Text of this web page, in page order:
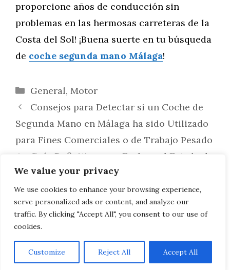
We value your privacy
We use cookies to enhance your browsing experience,
serve personalized ads or content, and analyze our
traffic. By clicking "Accept All", you consent to our use of
cookies.
Customize Reject All Accept All
proporcione años de conducción sin
problemas en las hermosas carreteras de la
Costa del Sol! ¡Buena suerte en tu búsqueda
de coche segunda mano Málaga!
Categorías
General, Motor
Consejos para Detectar si un Coche de
Segunda Mano en Málaga ha sido Utilizado
para Fines Comerciales o de Trabajo Pesado
Guía Definitiva para Evaluar el Estado de
los Sistemas de Control de Tracción y
Estabilidad en un Coche de Segunda Mano
en Málaga
AVISO LEGAL, POLITICA DE PRIVACIDAD, COOKIES